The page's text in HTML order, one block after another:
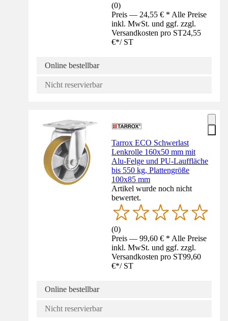
(0)
Preis — 24,55 € * Alle Preise
inkl. MwSt. und ggf. zzgl.
Versandkosten pro ST24,55
€*/ ST
Online bestellbar
Nicht reservierbar
Tarrox ECO Schwerlast
Lenkrolle 160x50 mm mit
Alu-Felge und PU-Lauffläche
bis 550 kg, Plattengröße
100x85 mm
Artikel wurde noch nicht
bewertet.
(0)
Preis — 99,60 € * Alle Preise
inkl. MwSt. und ggf. zzgl.
Versandkosten pro ST99,60
€*/ ST
Online bestellbar
Nicht reservierbar